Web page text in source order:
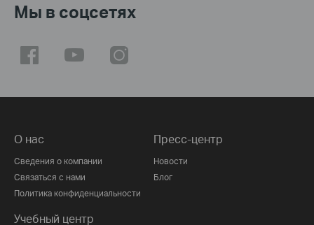
Мы в соцсетях
О нас
Сведения о компании
Связаться с нами
Политика конфиденциальности
Пресс-центр
Новости
Блог
Учебный центр